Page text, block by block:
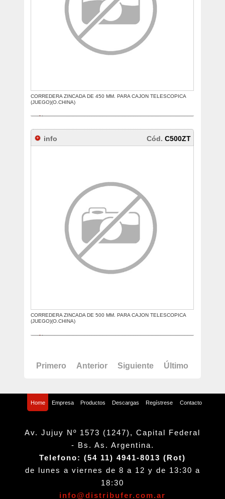
CORREDERA ZINCADA DE 450 MM. PARA CAJON TELESCOPICA
(JUEGO)(O.CHINA)
info Cód.C500ZT
CORREDERA ZINCADA DE 500 MM. PARA CAJON TELESCOPICA
(JUEGO)(O.CHINA)
Primero Anterior Siguiente Último
Home Empresa Productos Descargas Regístrese Contacto
Av. Jujuy Nº 1573 (1247), Capital Federal
- Bs. As. Argentina.
Telefono: (54 11) 4941-8013 (Rot)
de lunes a viernes de 8 a 12 y de 13:30 a
18:30
info@distribufer.com.ar